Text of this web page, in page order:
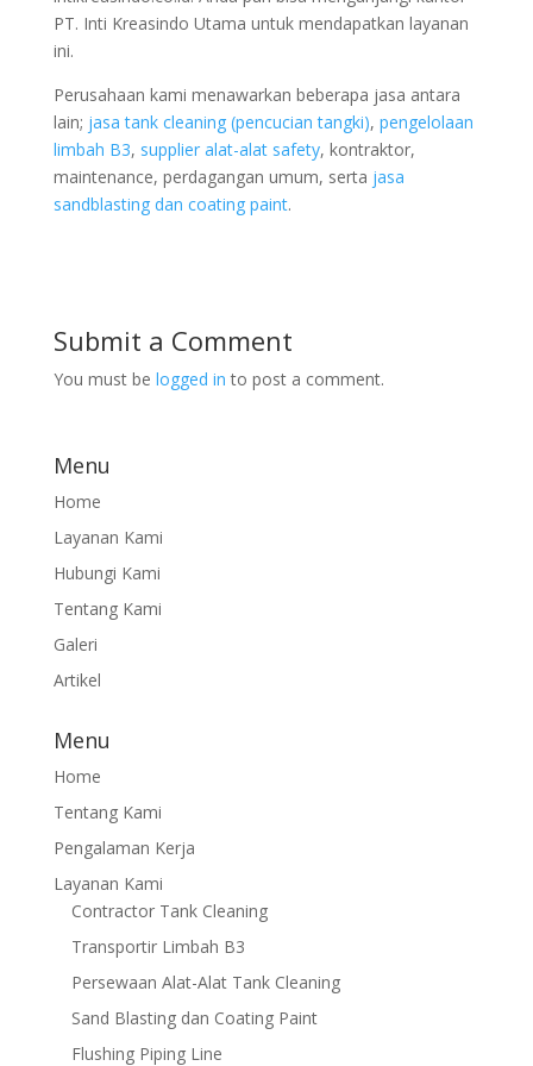
PT. Inti Kreasindo Utama untuk mendapatkan layanan
ini.
Perusahaan kami menawarkan beberapa jasa antara
lain; jasa tank cleaning (pencucian tangki), pengelolaan
limbah B3, supplier alat-alat safety, kontraktor,
maintenance, perdagangan umum, serta jasa
sandblasting dan coating paint.
Submit a Comment
You must be logged in to post a comment.
Menu
Home
Layanan Kami
Hubungi Kami
Tentang Kami
Galeri
Artikel
Menu
Home
Tentang Kami
Pengalaman Kerja
Layanan Kami
Contractor Tank Cleaning
Transportir Limbah B3
Persewaan Alat-Alat Tank Cleaning
Sand Blasting dan Coating Paint
Flushing Piping Line